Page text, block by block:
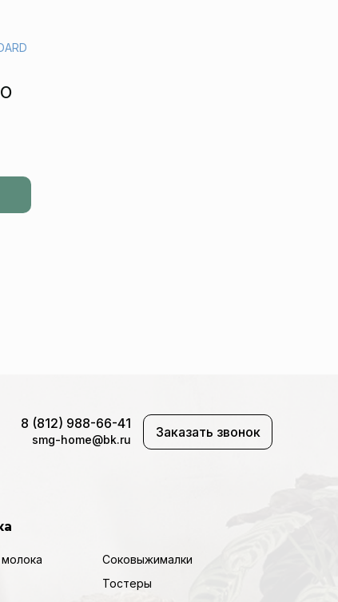
8 (812) 988-66-41
smg-home@bk.ru Заказать звонок
Соковыжималки
Тостеры